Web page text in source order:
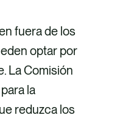
fuera de los
optar por
La Comisión
la
reduzca los